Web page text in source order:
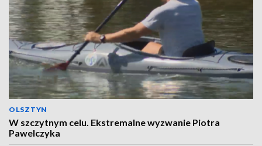
OLSZTYN
W szczytnym celu. Ekstremalne wyzwanie Piotra
Pawelczyka